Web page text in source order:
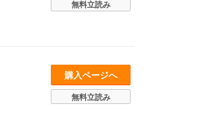
無料立読み
購入ページへ
無料立読み